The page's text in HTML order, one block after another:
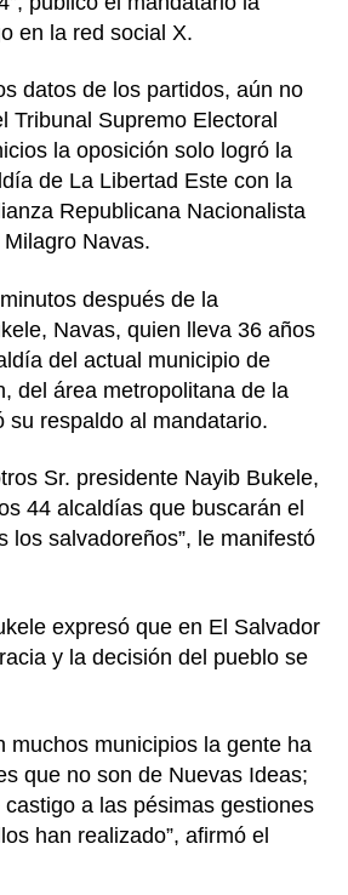
en la red social X.
datos de los partidos, aún no
Tribunal Supremo Electoral
la oposición solo logró la
de La Libertad Este con la
Republicana Nacionalista
Navas.
después de la
Navas, quien lleva 36 años
del actual municipio de
del área metropolitana de la
su respaldo al mandatario.
Sr. presidente Nayib Bukele,
44 alcaldías que buscarán el
los salvadoreños”, le manifestó
expresó que en El Salvador
y la decisión del pueblo se
muchos municipios la gente ha
que no son de Nuevas Ideas;
a las pésimas gestiones
han realizado”, afirmó el